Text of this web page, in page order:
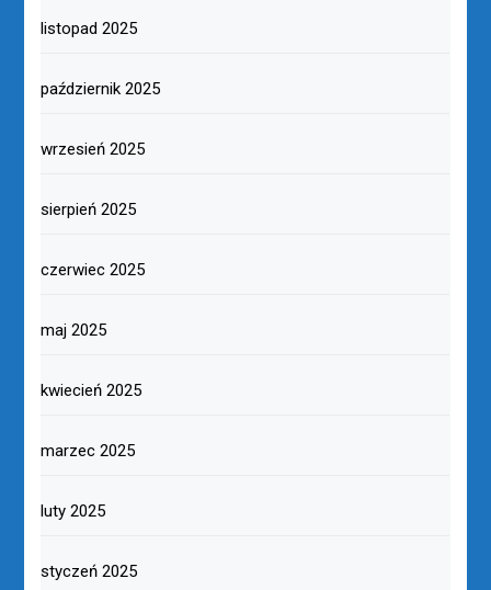
listopad 2025
październik 2025
wrzesień 2025
sierpień 2025
czerwiec 2025
maj 2025
kwiecień 2025
marzec 2025
luty 2025
styczeń 2025